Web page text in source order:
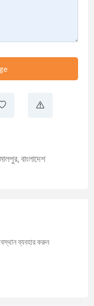
,বাংলাদেশ
ব্যবহার করুন